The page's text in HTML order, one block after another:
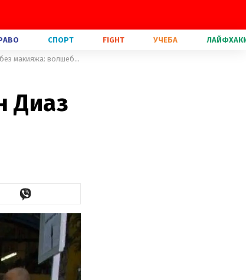
СПОРТ FIGHT УЧЕБА
Актрисы Дрю Бэрримор и Кэмерон Диаз похвастались общим селфи без макияжа: волшебное фото
Диаз